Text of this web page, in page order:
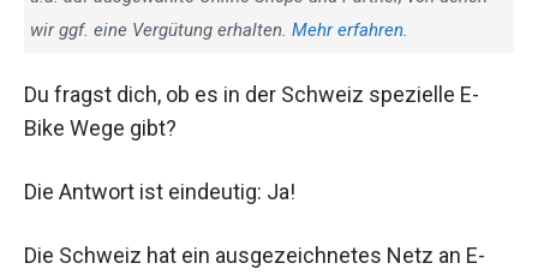
wir ggf. eine Vergütung erhalten. Mehr erfahren.
Du fragst dich, ob es in der Schweiz spezielle E-
Bike Wege gibt?
Die Antwort ist eindeutig: Ja!
Die Schweiz hat ein ausgezeichnetes Netz an E-